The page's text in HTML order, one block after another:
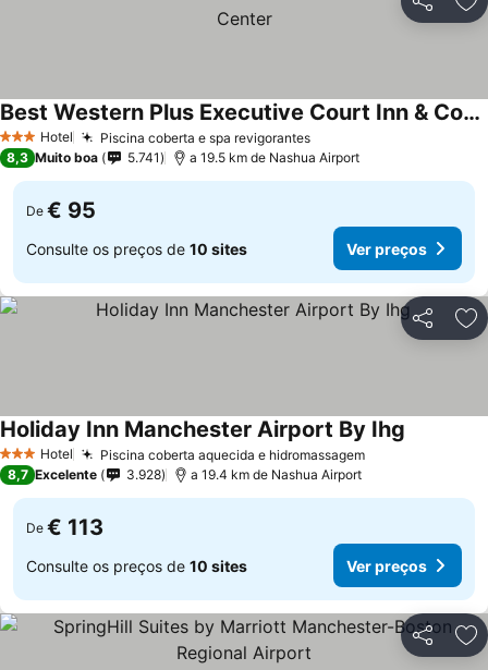
Partilhar
3 EstrelasHotel Piscina coberta e spa revigorantes
Best Western Plus Executive Court Inn & Conference Center
8,3 Muito boa 5.741 a 19.5 km de Nashua Airport
De € 95
Consulte os preços de 10 sites Ver preços
Partilhar
3 EstrelasHotel Piscina coberta aquecida e hidromassagem
Holiday Inn Manchester Airport By Ihg
8,7 Excelente 3.928 a 19.4 km de Nashua Airport
De € 113
Consulte os preços de 10 sites Ver preços
Partilhar